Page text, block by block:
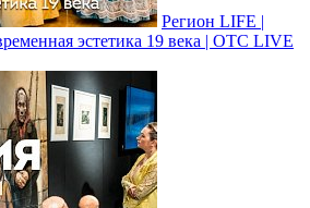
Регион LIFE |
эстетика 19 века | ОТС LIVE